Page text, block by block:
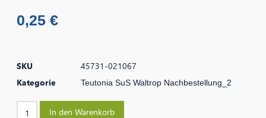
0,25 €
SKU
45731-021067
Kategorie
Teutonia SuS Waltrop Nachbestellung_2
In den Warenkorb